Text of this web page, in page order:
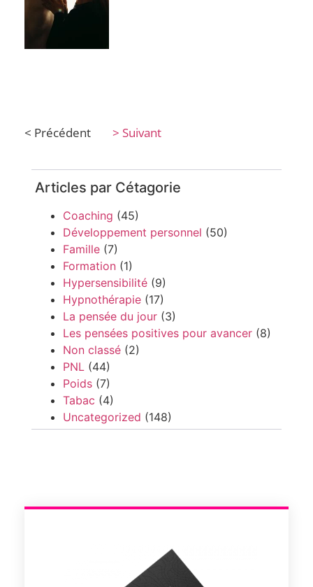
< Précédent > Suivant
Articles par Cétagorie
Coaching (45)
Développement personnel (50)
Famille (7)
Formation (1)
Hypersensibilité (9)
Hypnothérapie (17)
La pensée du jour (3)
Les pensées positives pour avancer (8)
Non classé (2)
PNL (44)
Poids (7)
Tabac (4)
Uncategorized (148)